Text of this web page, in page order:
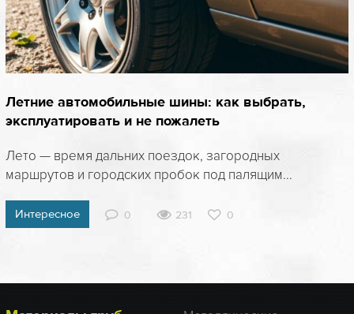
Летние автомобильные шины: как выбрать,
эксплуатировать и не пожалеть
Лето — время дальних поездок, загородных
маршрутов и городских пробок под палящим...
Интересное 0 231 0